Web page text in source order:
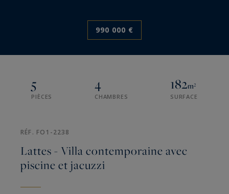
990 000 €
5
PIÈCES
4
CHAMBRES
182m²
SURFACE
RÉF. FO1-2238
Lattes - Villa contemporaine avec
piscine et jacuzzi